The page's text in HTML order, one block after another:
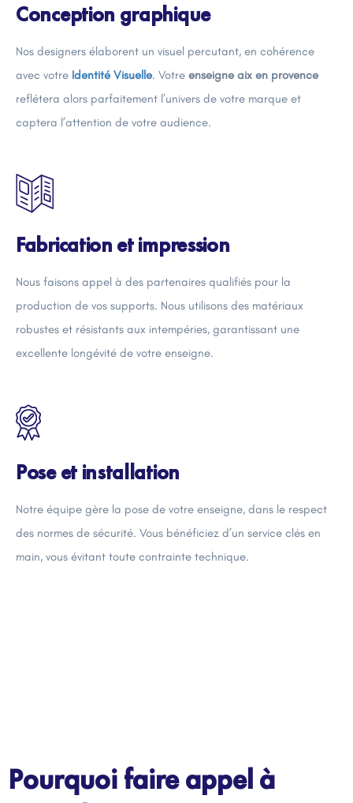
Conception graphique
Nos designers élaborent un visuel percutant, en cohérence
avec votre Identité Visuelle. Votre enseigne aix en provence
reflétera alors parfaitement l’univers de votre marque et
captera l’attention de votre audience.
Fabrication et impression
Nous faisons appel à des partenaires qualifiés pour la
production de vos supports. Nous utilisons des matériaux
robustes et résistants aux intempéries, garantissant une
excellente longévité de votre enseigne.
Pose et installation
Notre équipe gère la pose de votre enseigne, dans le respect
des normes de sécurité. Vous bénéficiez d’un service clés en
main, vous évitant toute contrainte technique.
Pourquoi faire appel à